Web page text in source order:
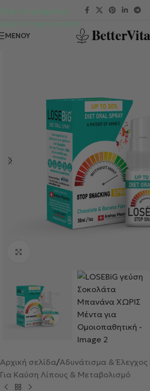
Skip to navigation
Skip to main content
ΜΕΝΟΎ
Αρχική σελίδα/Αδυνάτισμα &
Για Καύση Λίπους & Μεταβολισμό